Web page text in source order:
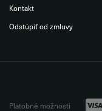
Kontakt
Odstúpiť od zmluvy
Platobné možnosti